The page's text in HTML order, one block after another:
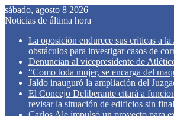
sábado, agosto 8 2026
Noticias de última hora
La oposición endurece sus críticas a
obstáculos para investigar casos de
Denuncian al vicepresidente de
“Como toda mujer, se encarga del
Jaldo inauguró la ampliación del
El Concejo Deliberante citará a
revisar la situación de edificios sin